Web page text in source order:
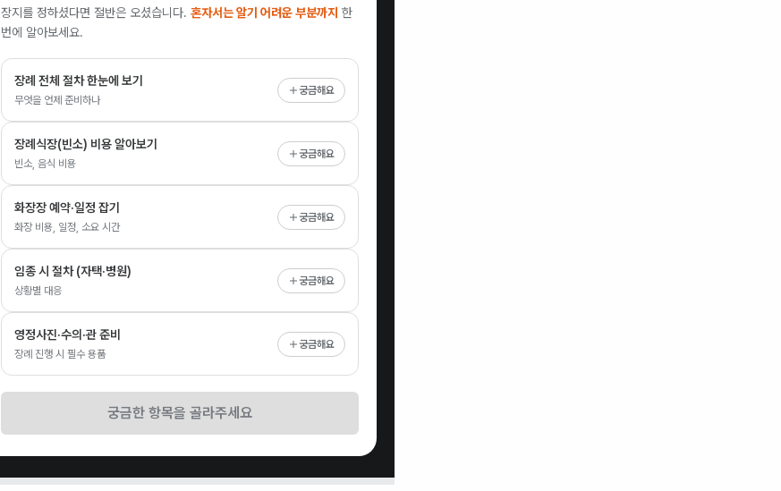
장지를 정하셨다면 절반은 오셨습니다. 혼자서는 알기 어려운 부분까지 한
번에 알아보세요.
장례 전체 절차 한눈에 보기
무엇을 언제 준비하나
궁금해요
장례식장(빈소) 비용 알아보기
빈소, 음식 비용
궁금해요
화장장 예약·일정 잡기
화장 비용, 일정, 소요 시간
궁금해요
임종 시 절차 (자택·병원)
상황별 대응
궁금해요
영정사진·수의·관 준비
장례 진행 시 필수 용품
궁금해요
궁금한 항목을 골라주세요